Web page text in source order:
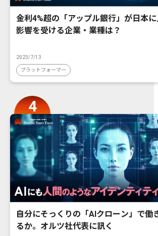
金利4%超の「アップル銀行」が日本に
影響を受ける企業・業種は？
2023/7/13
プラットフォーマー
自分にそっくりの「AIクローン」で働
るか。オルツ社代表に訊く